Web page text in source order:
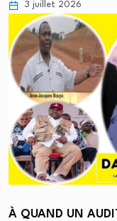
3 juillet 2026
À QUAND UN